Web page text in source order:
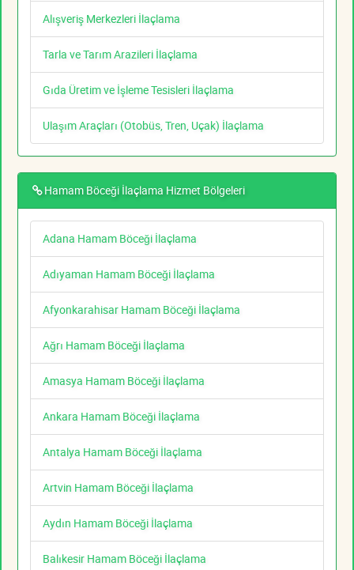
Alışveriş Merkezleri İlaçlama
Tarla ve Tarım Arazileri İlaçlama
Gıda Üretim ve İşleme Tesisleri İlaçlama
Ulaşım Araçları (Otobüs, Tren, Uçak) İlaçlama
Hamam Böceği İlaçlama Hizmet Bölgeleri
Adana Hamam Böceği İlaçlama
Adıyaman Hamam Böceği İlaçlama
Afyonkarahisar Hamam Böceği İlaçlama
Ağrı Hamam Böceği İlaçlama
Amasya Hamam Böceği İlaçlama
Ankara Hamam Böceği İlaçlama
Antalya Hamam Böceği İlaçlama
Artvin Hamam Böceği İlaçlama
Aydın Hamam Böceği İlaçlama
Balıkesir Hamam Böceği İlaçlama